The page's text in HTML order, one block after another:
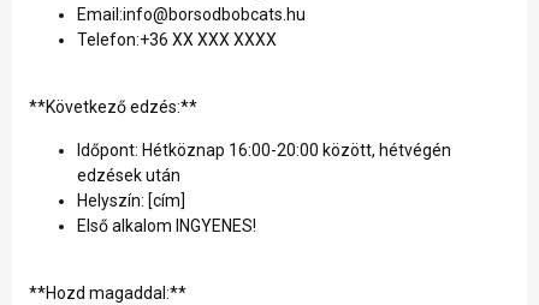
Email:info@borsodbobcats.hu
Telefon:+36 XX XXX XXXX
**Következő edzés:**
Időpont: Hétköznap 16:00-20:00 között, hétvégén
edzések után
Helyszín: [cím]
Első alkalom INGYENES!
**Hozd magaddal:**